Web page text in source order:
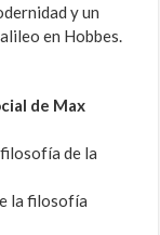
y un
en Hobbes.
de Max
de la
la filosofía